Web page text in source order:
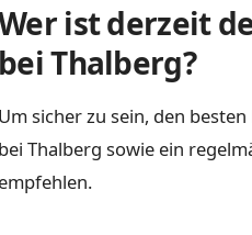
ist derzeit
bei Thalberg?
Um sicher zu sein, den
bei Thalberg sowie ein
empfehlen.